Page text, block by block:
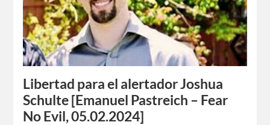
Libertad para el alertador Joshua
Schulte [Emanuel Pastreich – Fear
No Evil, 05.02.2024]